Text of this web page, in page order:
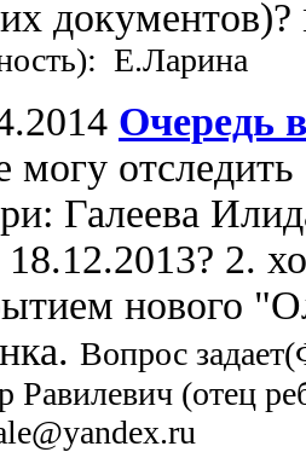
документов)?
Е.Ларина
Очередь
могу отследить
Галеева
18.12.2013? 2.
нового
Вопрос
Равилевич (отец